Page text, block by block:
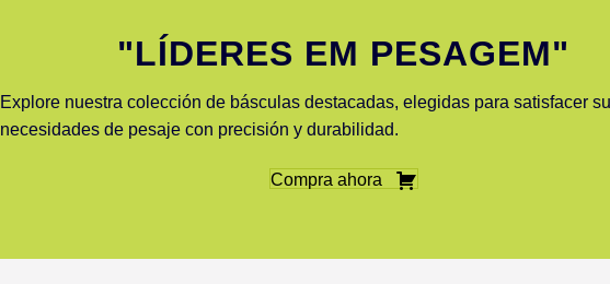
"LÍDERES EM PESAGEM"
Explore nuestra colección de básculas destacadas, elegidas para satisfacer
necesidades de pesaje con precisión y durabilidad.
Compra ahora